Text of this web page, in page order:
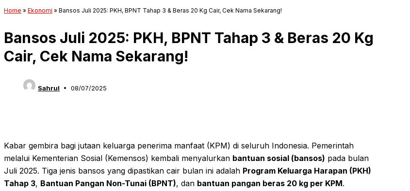
Home » Ekonomi » Bansos Juli 2025: PKH, BPNT Tahap 3 & Beras 20 Kg Cair, Cek Nama Sekarang!
Bansos Juli 2025: PKH, BPNT Tahap 3 & Beras 20 Kg
Cair, Cek Nama Sekarang!
Sahrul 08/07/2025
Kabar gembira bagi jutaan keluarga penerima manfaat (KPM) di seluruh Indonesia. Pemerintah
melalui Kementerian Sosial (Kemensos) kembali menyalurkan bantuan sosial (bansos) pada bulan
Juli 2025. Tiga jenis bansos yang dipastikan cair bulan ini adalah Program Keluarga Harapan (PKH)
Tahap 3, Bantuan Pangan Non-Tunai (BPNT), dan bantuan pangan beras 20 kg per KPM.